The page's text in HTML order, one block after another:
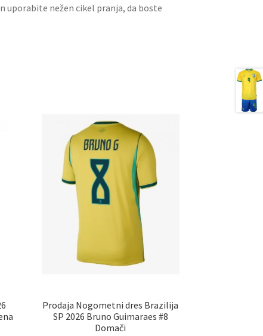
uporabite nežen cikel pranja, da boste
Prodaja Nogometni dres Brazilija
SP 2026 Bruno Guimaraes #8
Domači